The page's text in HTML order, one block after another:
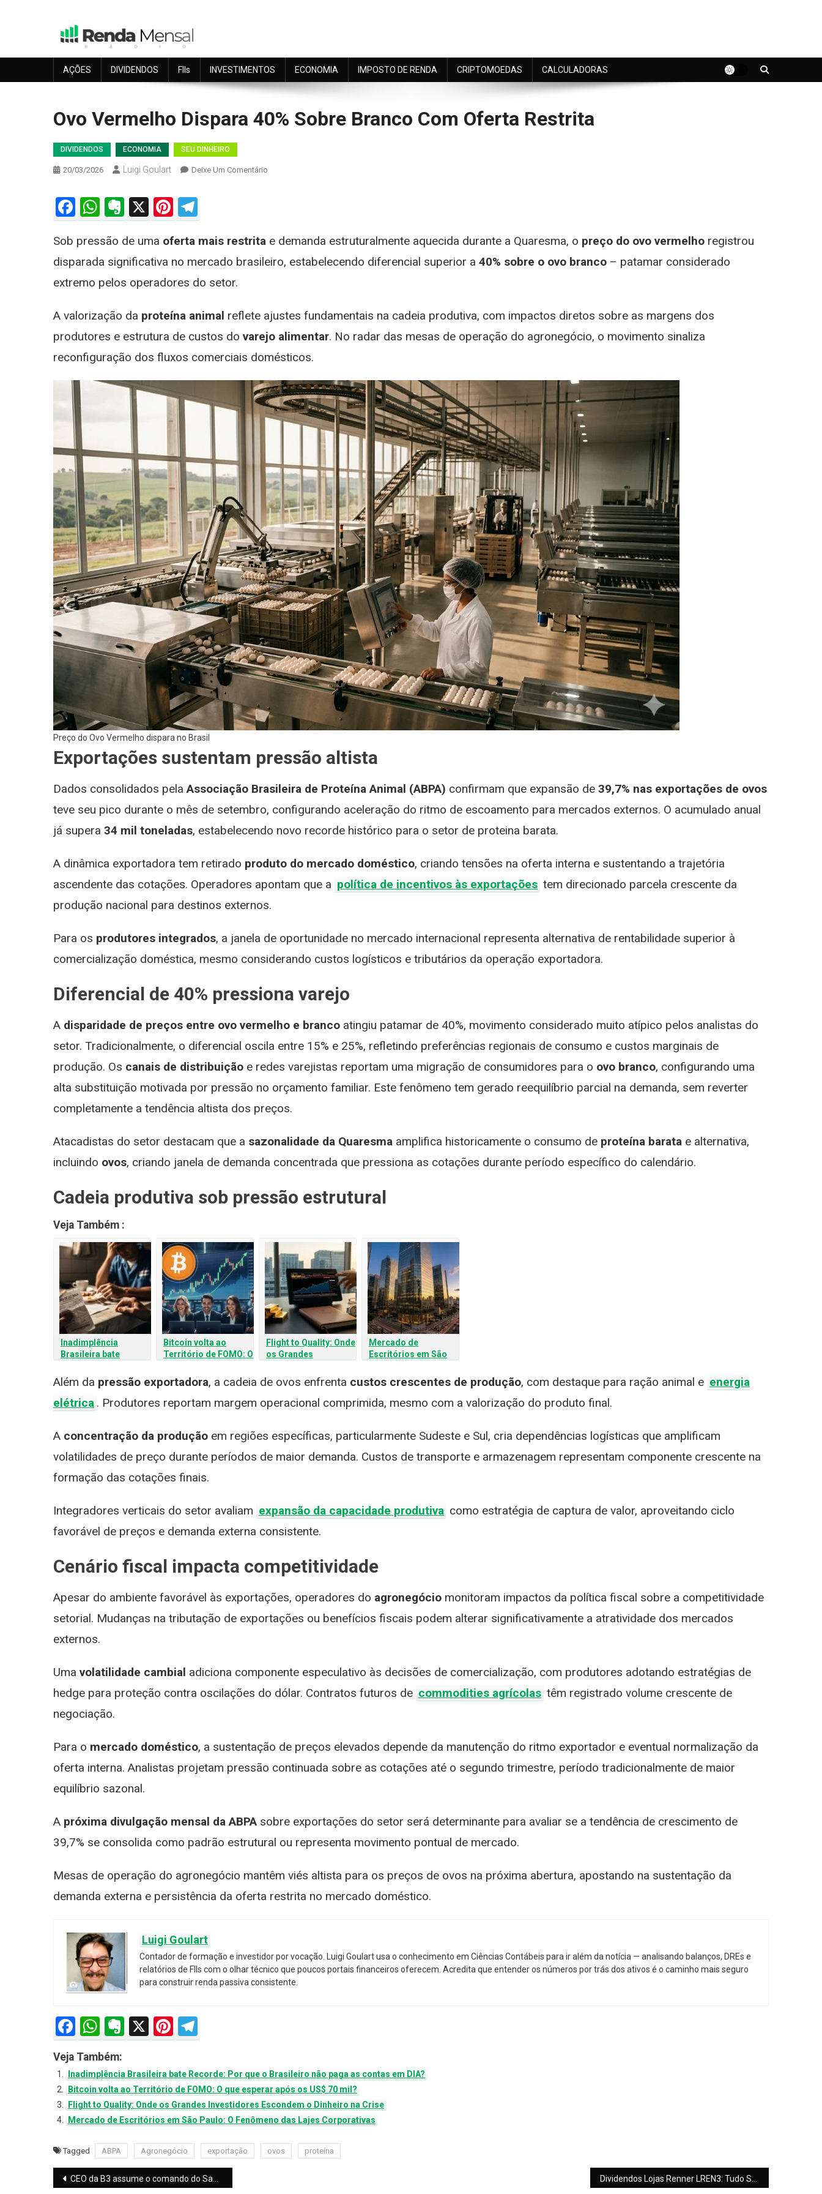
Renda Mensal
Seu dinheiro trabalhando por você.
AÇÕES DIVIDENDOS FIIs INVESTIMENTOS ECONOMIA IMPOSTO DE RENDA CRIPTOMOEDAS CALCULADORAS
Ovo Vermelho Dispara 40% Sobre Branco Com Oferta Restrita
DIVIDENDOS ECONOMIA SEU DINHEIRO
20/03/2026 Luigi Goulart Deixe Um Comentário
Sobre
Com
Facebook
WhatsApp
Evernote
X Pinterest
Sob pressão de uma oferta mais restrita e demanda estruturalmente aquecida durante a Quaresma, o preço do ovo vermelho registrou
disparada significativa no mercado brasileiro, estabelecendo diferencial superior a 40% sobre o ovo branco – patamar considerado
extremo pelos operadores do setor.
A valorização da proteína animal reflete ajustes fundamentais na cadeia produtiva, com impactos diretos sobre as margens dos
produtores e estrutura de custos do varejo alimentar. No radar das mesas de operação do agronegócio, o movimento sinaliza
reconfiguração dos fluxos comerciais domésticos.
Preço do Ovo Vermelho dispara no Brasil
Exportações sustentam pressão altista
Dados consolidados pela Associação Brasileira de Proteína Animal (ABPA) confirmam que expansão de 39,7% nas exportações de ovos
teve seu pico durante o mês de setembro, configurando aceleração do ritmo de escoamento para mercados externos. O acumulado anual
já supera 34 mil toneladas, estabelecendo novo recorde histórico para o setor de proteina barata.
A dinâmica exportadora tem retirado produto do mercado doméstico, criando tensões na oferta interna e sustentando a trajetória
ascendente das cotações. Operadores apontam que a política de incentivos às exportações tem direcionado parcela crescente da
produção nacional para destinos externos.
Para os produtores integrados, a janela de oportunidade no mercado internacional representa alternativa de rentabilidade superior à
comercialização doméstica, mesmo considerando custos logísticos e tributários da operação exportadora.
Diferencial de 40% pressiona varejo
A disparidade de preços entre ovo vermelho e branco atingiu patamar de 40%, movimento considerado muito atípico pelos analistas do
setor. Tradicionalmente, o diferencial oscila entre 15% e 25%, refletindo preferências regionais de consumo e custos marginais de
produção. Os canais de distribuição e redes varejistas reportam uma migração de consumidores para o ovo branco, configurando uma
alta substituição motivada por pressão no orçamento familiar. Este fenômeno tem gerado reequilíbrio parcial na demanda, sem reverter
completamente a tendência altista dos preços.
Atacadistas do setor destacam que a sazonalidade da Quaresma amplifica historicamente o consumo de proteína barata e alternativa,
incluindo ovos, criando janela de demanda concentrada que pressiona as cotações durante período específico do calendário.
Cadeia produtiva sob pressão estrutural
Veja Também :
Inadimplência
Brasileira bate
Brasileiro não paga as
contas em DIA?
Bitcoin volta ao
Território de FOMO: O
US$ 70 mil?
Flight to Quality: Onde
os Grandes
Escondem o Dinheiro
na Crise
Mercado de
Escritórios em São
das Lajes
Corporativas
Além da pressão exportadora, a cadeia de ovos enfrenta custos crescentes de produção, com destaque para ração animal e energia
elétrica . Produtores reportam margem operacional comprimida, mesmo com a valorização do produto final.
A concentração da produção em regiões específicas, particularmente Sudeste e Sul, cria dependências logísticas que amplificam
volatilidades de preço durante períodos de maior demanda. Custos de transporte e armazenagem representam componente crescente na
formação das cotações finais.
Integradores verticais do setor avaliam expansão da capacidade produtiva como estratégia de captura de valor, aproveitando ciclo
favorável de preços e demanda externa consistente.
Cenário fiscal impacta competitividade
Apesar do ambiente favorável às exportações, operadores do agronegócio monitoram impactos da política fiscal sobre a competitividade
setorial. Mudanças na tributação de exportações ou benefícios fiscais podem alterar significativamente a atratividade dos mercados
externos.
Uma volatilidade cambial adiciona componente especulativo às decisões de comercialização, com produtores adotando estratégias de
hedge para proteção contra oscilações do dólar. Contratos futuros de commodities agrícolas têm registrado volume crescente de
negociação.
Para o mercado doméstico, a sustentação de preços elevados depende da manutenção do ritmo exportador e eventual normalização da
oferta interna. Analistas projetam pressão continuada sobre as cotações até o segundo trimestre, período tradicionalmente de maior
equilíbrio sazonal.
A próxima divulgação mensal da ABPA sobre exportações do setor será determinante para avaliar se a tendência de crescimento de
39,7% se consolida como padrão estrutural ou representa movimento pontual de mercado.
Mesas de operação do agronegócio mantêm viés altista para os preços de ovos na próxima abertura, apostando na sustentação da
demanda externa e persistência da oferta restrita no mercado doméstico.
Luigi Goulart
Contador de formação e investidor por vocação. Luigi Goulart usa o conhecimento em Ciências Contábeis para ir além da notícia — analisando balanços, DREs e
relatórios de FIIs com o olhar técnico que poucos portais financeiros oferecem. Acredita que entender os números por trás dos ativos é o caminho mais seguro
para construir renda passiva consistente.
Facebook
WhatsApp
Evernote
X Pinterest
Veja Também:
Inadimplência Brasileira bate Recorde: Por que o Brasileiro não paga as contas em DIA?
Bitcoin volta ao Território de FOMO: O que esperar após os US$ 70 mil?
Flight to Quality: Onde os Grandes Investidores Escondem o Dinheiro na Crise
Mercado de Escritórios em São Paulo: O Fenômeno das Lajes Corporativas
Tagged ABPA Agronegócio exportação ovos proteína
Navegação
CEO da B3 assume o comando do Santander: o que esperar dessa dança das cadeiras no mercado financeiro